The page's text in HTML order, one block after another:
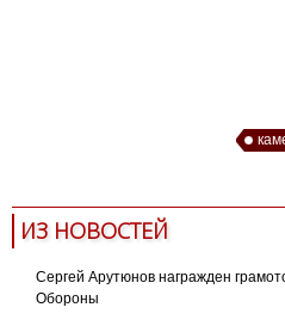
ИЗ НОВОСТЕЙ
Сергей Арутюнов награжден
Обороны